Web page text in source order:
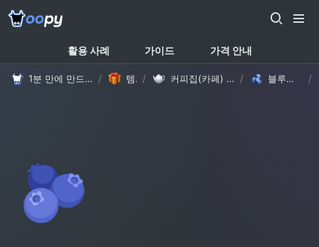
활용 사례 가이드 가격 안내
1분 만에 만드는 노션 웹사이트, 우피! / 템플릿 / 커피집(카페) 템플릿2 (with Oopy) / 블루베리 마들렌 /
🫐